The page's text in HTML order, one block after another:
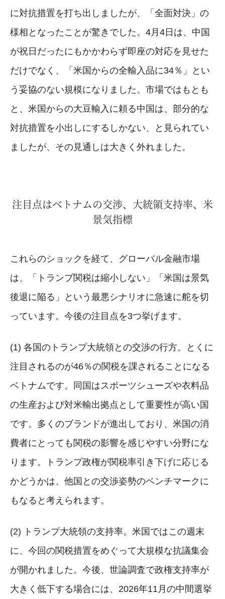
に対抗措置を打ち出しましたが、「全面対決」の
様相となったことが驚きでした。4月4日は、中国
が祝日だったにもかかわらず即座の対応を見せた
だけでなく、「米国からの全輸入品に34％」とい
う妥協のない規模になりました。市場ではもとも
と、米国からの大豆輸入に頼る中国は、部分的な
対抗措置を小出しにするしかない、と見られてい
ましたが、その見通しは大きく外れました。
注目点はベトナムの交渉、大統領支持率、米
景気指標
これらのショックを経て、グローバル金融市場
は、「トランプ関税は縮小しない」「米国は景気
後退に陥る」という最悪シナリオに急速に舵を切
っています。今後の注目点を3つ挙げます。
(1) 各国のトランプ大統領との交渉の行方。とくに
注目されるのが46％の関税を課されることになる
ベトナムです。同国はスポーツシューズや衣料品
の生産および対米輸出拠点として重要性が高い国
です。多くのブランドが進出しており、米国の消
費者にとっても関税の影響を感じやすい分野にな
ります。トランプ政権が関税率引き下げに応じる
かどうかは、他国との交渉姿勢のベンチマークに
もなると考えられます。
(2) トランプ大統領の支持率。米国ではこの週末
に、今回の関税措置をめぐって大規模な抗議集会
が開かれました。今後、世論調査で政権支持率が
大きく低下する場合には、2026年11月の中間選挙